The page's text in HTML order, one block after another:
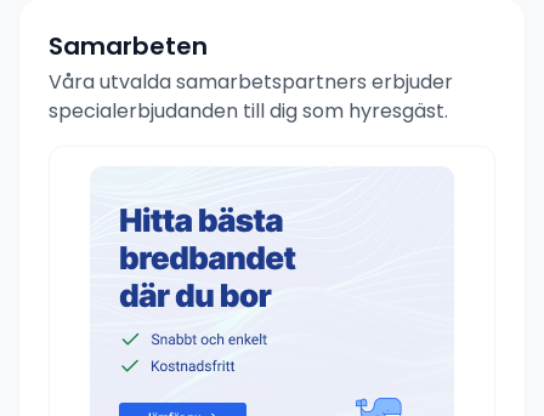
Samarbeten
Våra utvalda samarbetspartners erbjuder
specialerbjudanden till dig som hyresgäst.